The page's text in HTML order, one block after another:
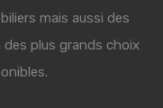
mais aussi des
plus grands choix